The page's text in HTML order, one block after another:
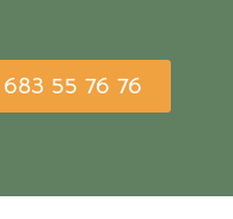
55 76 76